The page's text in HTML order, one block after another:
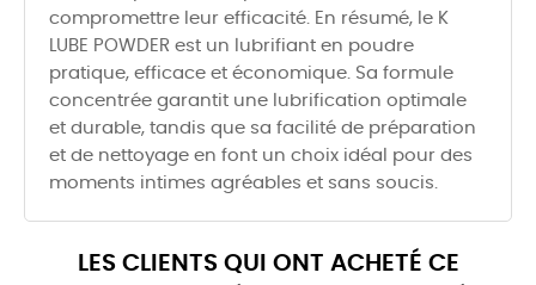
compromettre leur efficacité. En résumé, le K
LUBE POWDER est un lubrifiant en poudre
pratique, efficace et économique. Sa formule
concentrée garantit une lubrification optimale
et durable, tandis que sa facilité de préparation
et de nettoyage en font un choix idéal pour des
moments intimes agréables et sans soucis.
LES CLIENTS QUI ONT ACHETÉ CE